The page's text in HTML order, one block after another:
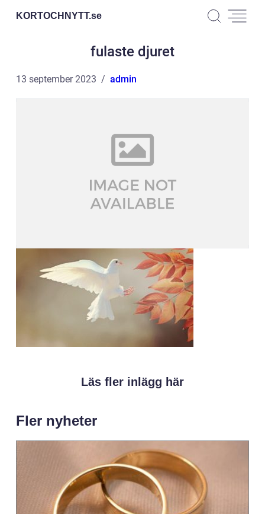
KORTOCHNYTT.se
fulaste djuret
13 september 2023 admin
Läs fler inlägg här
Fler nyheter